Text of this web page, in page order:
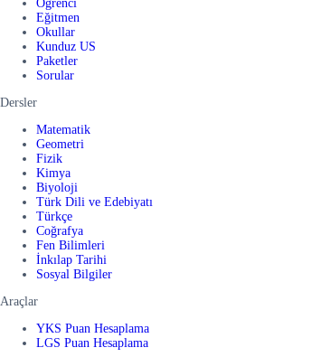
Öğrenci
Eğitmen
Okullar
Kunduz US
Paketler
Sorular
Dersler
Matematik
Geometri
Fizik
Kimya
Biyoloji
Türk Dili ve Edebiyatı
Türkçe
Coğrafya
Fen Bilimleri
İnkılap Tarihi
Sosyal Bilgiler
Araçlar
YKS Puan Hesaplama
LGS Puan Hesaplama